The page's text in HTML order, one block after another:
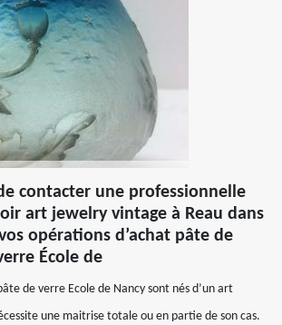
contacter une professionnelle
art jewelry vintage à Reau dans
opérations d’achat pâte de
École de
de verre Ecole de Nancy sont nés d’un art
une maitrise totale ou en partie de son cas.